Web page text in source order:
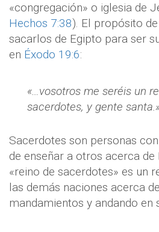
«congregación» o iglesia de
Hechos 7:38). El propósito
sacarlos de Egipto para ser
en Éxodo 19:6:
«…vosotros me seréis un
sacerdotes, y gente
Sacerdotes son personas
de enseñar a otros acerca de
«reino de sacerdotes» es un
las demás naciones acerca
mandamientos y andando en